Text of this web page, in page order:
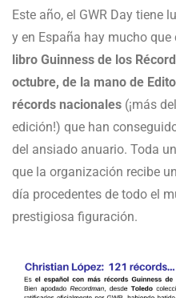
Este año, el GWR Day tiene
y en España hay mucho que
libro Guinness de los
octubre, de la mano de
récords nacionales (¡más
edición!) que han
del ansiado anuario. Toda
que la organización recibe
día procedentes de todo el
prestigiosa figuración.